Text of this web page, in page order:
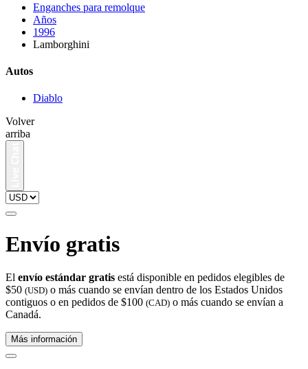
Enganches para remolque
Años
1996
Lamborghini
Autos
Diablo
Volver
arriba
Envío gratis
El envío estándar gratis está disponible en pedidos elegibles de
$50 (USD) o más cuando se envían dentro de los Estados Unidos
contiguos o en pedidos de $100 (CAD) o más cuando se envían a
Canadá.
Más información